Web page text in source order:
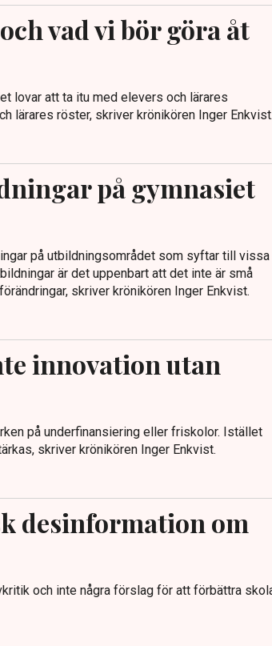
vad vi bör göra åt
lovar att ta itu med elevers och lärares
lärares röster, skriver krönikören Inger Enkvist.
på gymnasiet
på utbildningsområdet som syftar till vissa
är det uppenbart att det inte är små
skriver krönikören Inger Enkvist.
innovation utan
på underfinansiering eller friskolor. Istället
skriver krönikören Inger Enkvist.
desinformation om
och inte några förslag för att förbättra